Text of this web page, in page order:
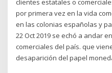
clientes estatales o
por primera vez en la vida
en las colonias españolas y
22 Oct 2019 se echó a andar
comerciales del país. que
desaparición del papel